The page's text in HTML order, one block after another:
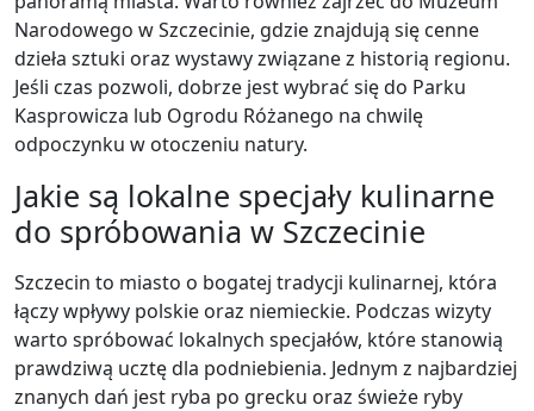
Narodowego w Szczecinie, gdzie znajdują się cenne
dzieła sztuki oraz wystawy związane z historią regionu.
Jeśli czas pozwoli, dobrze jest wybrać się do Parku
Kasprowicza lub Ogrodu Różanego na chwilę
odpoczynku w otoczeniu natury.
Jakie są lokalne specjały kulinarne
do spróbowania w Szczecinie
Szczecin to miasto o bogatej tradycji kulinarnej, która
łączy wpływy polskie oraz niemieckie. Podczas wizyty
warto spróbować lokalnych specjałów, które stanowią
prawdziwą ucztę dla podniebienia. Jednym z najbardziej
znanych dań jest ryba po grecku oraz świeże ryby